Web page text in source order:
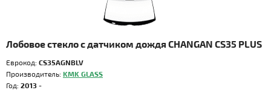
Лобовое стекло с датчиком дождя CHANGAN CS35 PLUS
Еврокод: CS35AGNBLV
Производитель: KMK GLASS
Год: 2013 -